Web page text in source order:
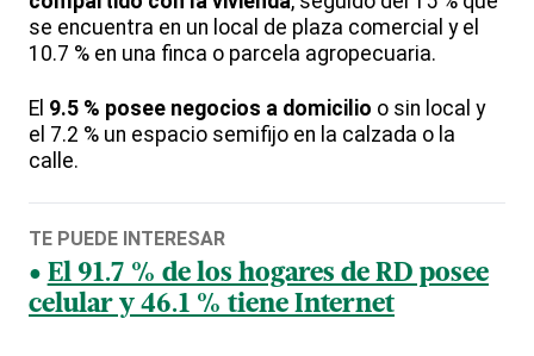
se encuentra en un local de plaza comercial y el
10.7 % en una finca o parcela agropecuaria.
El 9.5 % posee negocios a domicilio o sin local y
el 7.2 % un espacio semifijo en la calzada o la
calle.
TE PUEDE INTERESAR
El 91.7 % de los hogares de RD posee
celular y 46.1 % tiene Internet